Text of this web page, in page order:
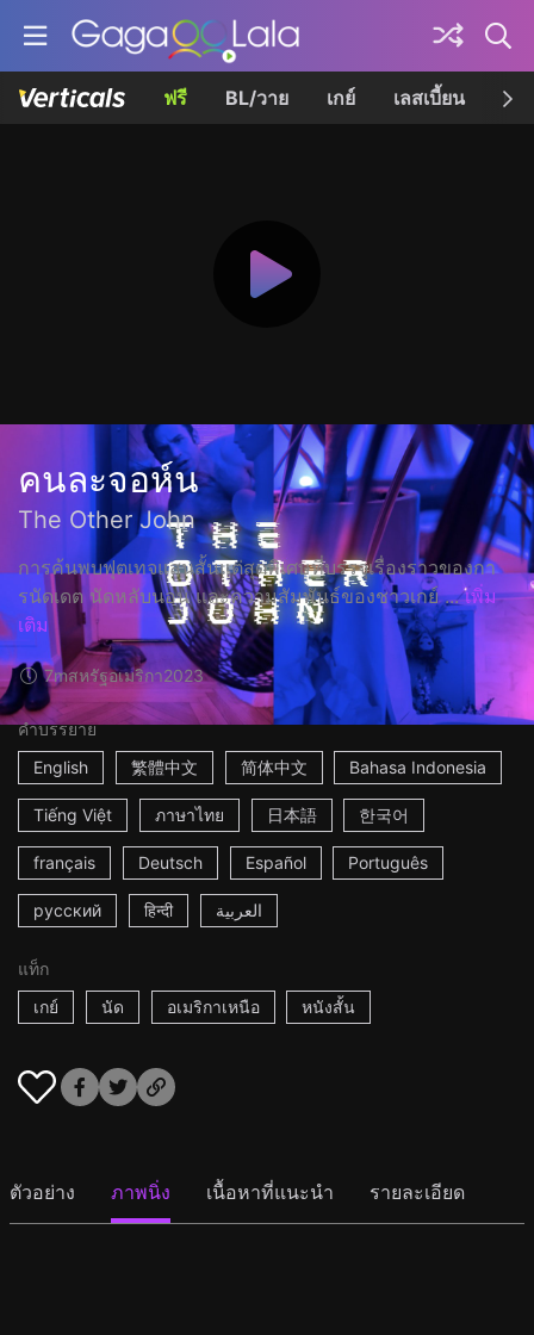
ฟรี BL/วาย เกย์ เลสเบี้ยน เค
คนละจอห์น
The Other John
การค้นพบฟุตเทจแสนสั้นแต่สุดพิเศษที่บรรจุเรื่องราวของกา
รนัดเดต นัดหลับนอน และความสัมพันธ์ของชาวเกย์ ... เพิ่ม
เติม
7mสหรัฐอเมริกา2023
คำบรรยาย
English
繁體中文 简体中文 Bahasa Indonesia
Tiếng Việt ภาษาไทย 日本語 한국어
français Deutsch Español Português
русский हिन्दी العربية
แท็ก
เกย์
นัด อเมริกาเหนือ หนังสั้น
ตัวอย่าง ภาพนิ่ง เนื้อหาที่แนะนำ รายละเอียด